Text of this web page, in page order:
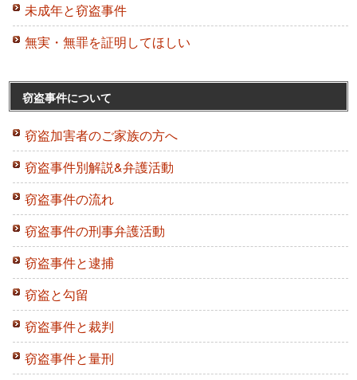
未成年と窃盗事件
無実・無罪を証明してほしい
窃盗事件について
窃盗加害者のご家族の方へ
窃盗事件別解説&弁護活動
窃盗事件の流れ
窃盗事件の刑事弁護活動
窃盗事件と逮捕
窃盗と勾留
窃盗事件と裁判
窃盗事件と量刑